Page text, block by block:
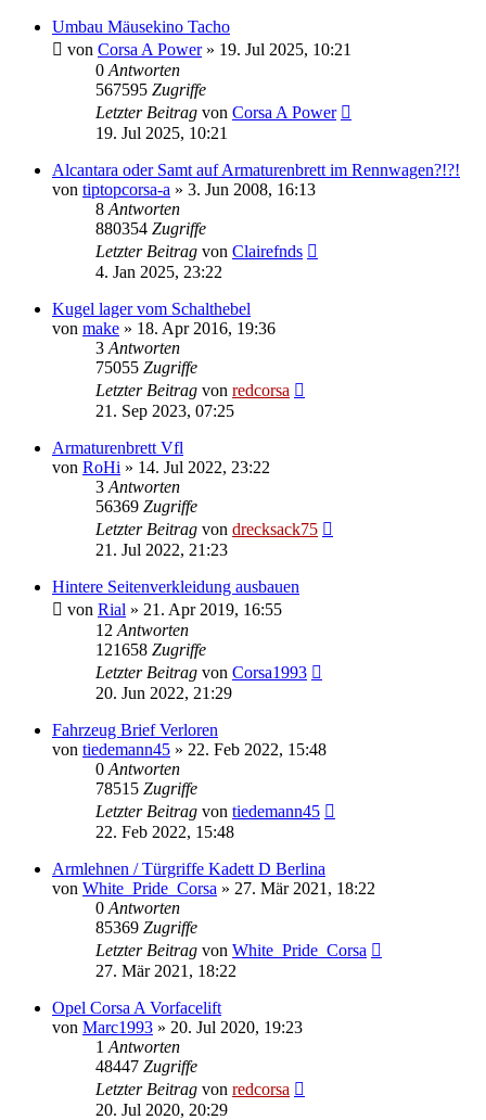
Umbau Mäusekino Tacho
von Corsa A Power» 19. Jul 2025, 10:21
0 Antworten
567595 Zugriffe
Letzter Beitrag von Corsa A Power
19. Jul 2025, 10:21
Alcantara oder Samt auf Armaturenbrett im Rennwagen?!?!
von tiptopcorsa-a » 3. Jun 2008, 16:13
8 Antworten
880354 Zugriffe
Letzter Beitrag von Clairefnds
4. Jan 2025, 23:22
Kugel lager vom Schalthebel
von make » 18. Apr 2016, 19:36
3 Antworten
75055 Zugriffe
Letzter Beitrag von redcorsa
21. Sep 2023, 07:25
Armaturenbrett Vfl
von RoHi » 14. Jul 2022, 23:22
3 Antworten
56369 Zugriffe
Letzter Beitrag von drecksack75
21. Jul 2022, 21:23
Hintere Seitenverkleidung ausbauen
von Rial » 21. Apr 2019, 16:55
12 Antworten
121658 Zugriffe
Letzter Beitrag von Corsa1993
20. Jun 2022, 21:29
Fahrzeug Brief Verloren
von tiedemann45 » 22. Feb 2022, 15:48
0 Antworten
78515 Zugriffe
Letzter Beitrag von tiedemann45
22. Feb 2022, 15:48
Armlehnen / Türgriffe Kadett D Berlina
von White_Pride_Corsa » 27. Mär 2021, 18:22
0 Antworten
85369 Zugriffe
Letzter Beitrag von White_Pride_Corsa
27. Mär 2021, 18:22
Opel Corsa A Vorfacelift
von Marc1993 » 20. Jul 2020, 19:23
1 Antworten
48447 Zugriffe
Letzter Beitrag von redcorsa
20. Jul 2020, 20:29